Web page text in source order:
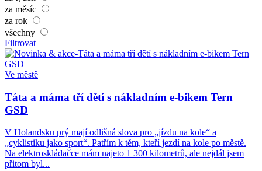
za měsíc
za rok
všechny
Filtrovat
Ve městě
Táta a máma tří dětí s nákladním e-bikem Tern
GSD
V Holandsku prý mají odlišná slova pro „jízdu na kole“ a
„cyklistiku jako sport“. Patřím k těm, kteří jezdí na kole po městě.
Na elektroskládačce mám najeto 1 300 kilometrů, ale nejdál jsem
přitom byl...